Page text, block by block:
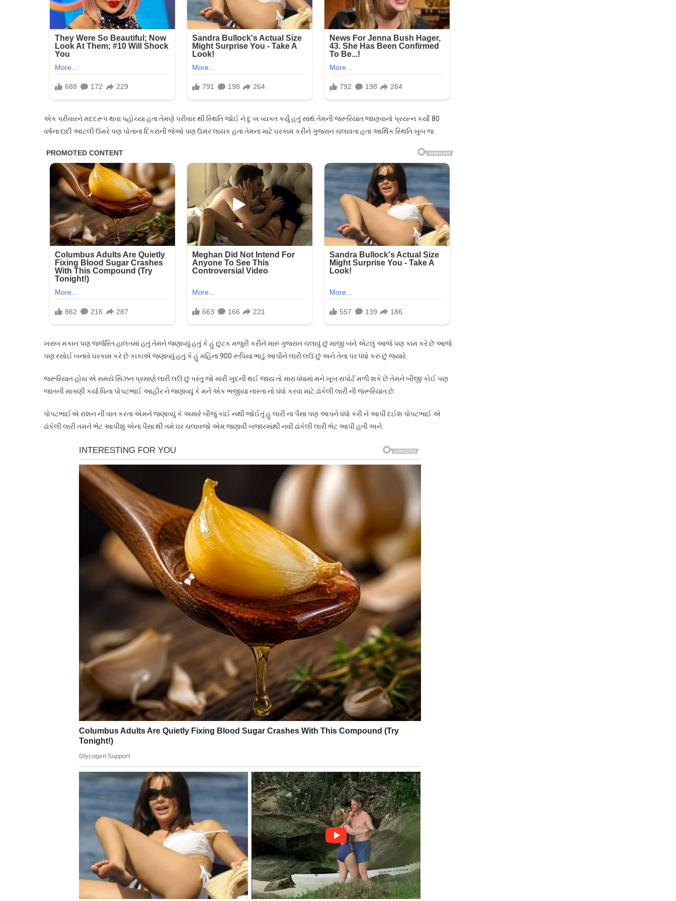
એક પરીવારને મદદરૂપ થવા પહોચ્યા હતા તેમણે પરીવાર થી સ્થિતિ જોઈ ને દુઃખ વ્યક્ત કર્યું હતું સાથે તેમની જરૂરિયાત જાણવાનો પ્રયત્ન કર્યો 80
વર્ષના દાદી આટલી ઉંમરે પણ પોતાના દિકરાની જેઓ પણ ઉમંર લાયક હતા તેમના માટે ઘરકામ કરીને ગુજરાન ચલાવતા હતા આર્થિક સ્થિતિ ખુબ જ.
ખરાબ મકાન પણ જર્જરિત હાલતમાં હતું તેમને જણાવ્યું હતું કે હું છુટક મજુરી કરીને મારું ગુજરાન ચલાવું છું માજી બંને એટલું આજે પણ કામ કરે છે આજે
પણ રસોઈ બનાવે ઘરકામ કરે છે કાકાએ જણાવ્યું હતું કે હું મહિના 900 રૂપિયા ભાડું આપીને લારી લઉં છું અને તેના પર ધંધો કરું છું જ્યારે.
જરૂરિયાત હોય એ સમયે સિઝન પ્રમાણે લારી લઉં છું પરંતુ જો મારી ખુદની થઈ જાય તો મારા ધંધામાં મને ખૂબ સપોર્ટ મળી શકે છે તેમને બીજી કોઈ પણ
જાતની માગણી કર્યા વિના પોપટભાઈ આહીર ને જણાવ્યું કે મને એક ભજીયા નાસ્તા નો ધંધો કરવા માટે ઢાંકેલી લારી ની જરૂરિયાત છે.
પોપટભાઈએ રાશન ની વાત કરતા એમને જણાવ્યું કે અમારે બીજું કાંઈ નથી જોઈતું હુ લારી ના પૈસા પણ આપને ધંધો કરી ને આપી દઈશ પોપટભાઈ એ
ઢાંકેલી લારી તમને ભેટ આપીશું એના પૈસા થી તમે ઘર ચલાવજો એમ જણાવી બજારમાંથી નવી ઢાંકેલી લારી ભેટ આપી હતી અને.